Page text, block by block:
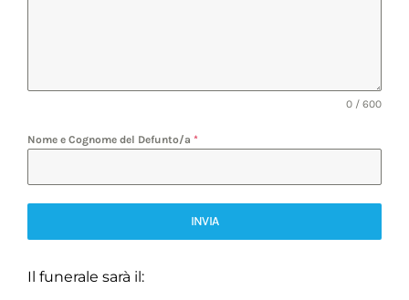
0 / 600
Nome e Cognome del Defunto/a *
INVIA
Il funerale sarà il: